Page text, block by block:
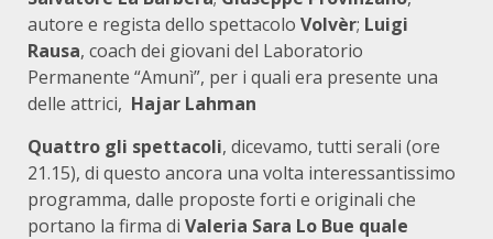
autore e regista dello spettacolo Volvèr; Luigi
Rausa, coach dei giovani del Laboratorio
Permanente “Amunì”, per i quali era presente una
delle attrici, Hajar Lahman
Quattro gli spettacoli, dicevamo, tutti serali (ore
21.15), di questo ancora una volta interessantissimo
programma, dalle proposte forti e originali che
portano la firma di Valeria Sara Lo Bue quale